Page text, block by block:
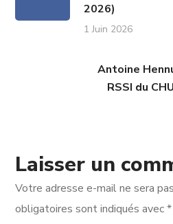
2026)
1 Juin 2026
Antoine
RSSI du
Laisser un
Votre adresse e-mail ne sera
obligatoires sont indiqués avec*